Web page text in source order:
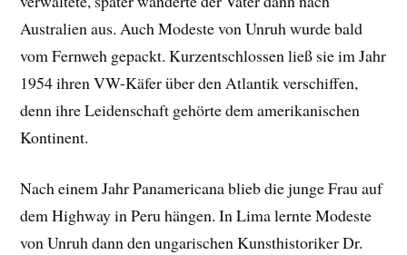
Australien aus. Auch Modeste von Unruh wurde bald
vom Fernweh gepackt. Kurzentschlossen ließ sie im Jahr
1954 ihren VW-Käfer über den Atlantik verschiffen,
denn ihre Leidenschaft gehörte dem amerikanischen
Kontinent.
Nach einem Jahr Panamericana blieb die junge Frau auf
dem Highway in Peru hängen. In Lima lernte Modeste
von Unruh dann den ungarischen Kunsthistoriker Dr.